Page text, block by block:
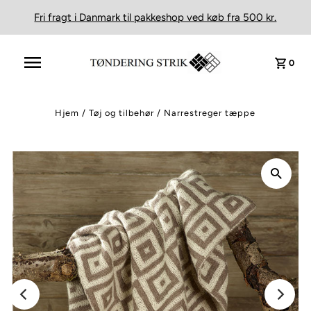
Fri fragt i Danmark til pakkeshop ved køb fra 500 kr.
0
Hjem /Tøj og tilbehør / Narrestreger tæppe